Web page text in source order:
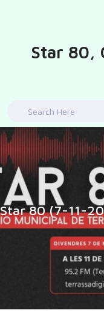
Star 80,
Search
for:
Star 80 (7-11-